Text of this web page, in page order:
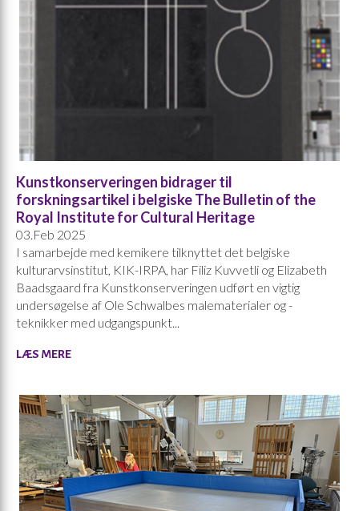
Kunstkonserveringen bidrager til
forskningsartikel i belgiske The Bulletin of the
Royal Institute for Cultural Heritage
03.Feb 2025
I samarbejde med kemikere tilknyttet det belgiske
kulturarvsinstitut, KIK-IRPA, har Filiz Kuvvetli og Elizabeth
Baadsgaard fra Kunstkonserveringen udført en vigtig
undersøgelse af Ole Schwalbes malematerialer og -
teknikker med udgangspunkt...
LÆS MERE